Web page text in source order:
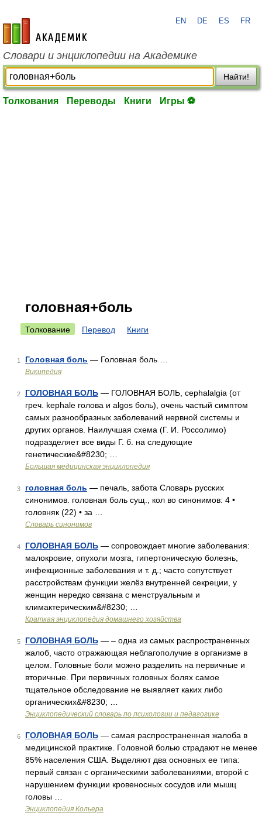
academic.ru
EN DE ES FR
Словари и энциклопедии на Академике
Найти!
Толкования Переводы Книги Игры ⚽
головная+боль
Толкование Перевод Книги
1 Головная боль — Головная боль …
Википедия
2 ГОЛОВНАЯ БОЛЬ — ГОЛОВНАЯ БОЛЬ, cephalalgia (от
греч. kephale голова и algos боль), очень частый симптом
самых разнообразных заболеваний нервной системы и
других органов. Наилучшая схема (Г. И. Россолимо)
подразделяет все виды Г. б. на следующие
генетические&#8230; …
Большая медицинская энциклопедия
3 головная боль — печаль, забота Словарь русских
синонимов. головная боль сущ., кол во синонимов: 4 •
головняк (22) • за …
Словарь синонимов
4 ГОЛОВНАЯ БОЛЬ — сопровождает многие заболевания:
малокровие, опухоли мозга, гипертоническую болезнь,
инфекционные заболевания и т. д.; часто сопутствует
расстройствам функции желёз внутренней секреции, у
женщин нередко связана с менструальным и
климактерическим&#8230; …
Краткая энциклопедия домашнего хозяйства
5 ГОЛОВНАЯ БОЛЬ — – одна из самых распространенных
жалоб, часто отражающая неблагополучие в организме в
целом. Головные боли можно разделить на первичные и
вторичные. При первичных головных болях самое
тщательное обследование не выявляет каких либо
органических&#8230; …
Энциклопедический словарь по психологии и педагогике
6 ГОЛОВНАЯ БОЛЬ — самая распространенная жалоба в
медицинской практике. Головной болью страдают не менее
85% населения США. Выделяют два основных ее типа:
первый связан с органическими заболеваниями, второй с
нарушением функции кровеносных сосудов или мышц
головы …
Энциклопедия Кольера